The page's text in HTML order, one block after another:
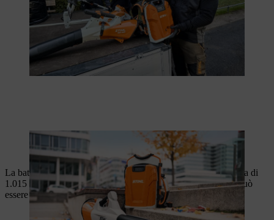
La batteria professionale STIHL AR 3000 L è particolarmente
potente.
La batteria professionale STIHL AR 2000 Loffre una potenza di
1.015 wattora fornita da 60 celle. Il peso di 7,4 chilogrammi può
essere trasportato comodamente sulla schiena.